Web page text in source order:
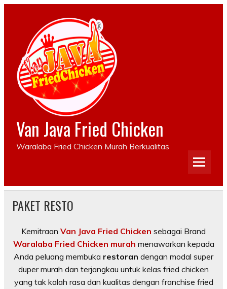
Van Java Fried Chicken
Waralaba Fried Chicken Murah Berkualitas
PAKET RESTO
Kemitraan Van Java Fried Chicken sebagai Brand
Waralaba Fried Chicken murah menawarkan kepada
Anda peluang membuka restoran dengan modal super
duper murah dan terjangkau untuk kelas fried chicken
yang tak kalah rasa dan kualitas dengan franchise fried